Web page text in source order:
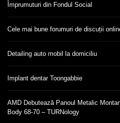
Împrumuturi din Fondul Social
Cele mai bune forumuri de discuții
Detailing auto mobil la domiciliu
Implant dentar Toongabbie
AMD Debutează Panoul Metalic
Body 68-70 – TURNology